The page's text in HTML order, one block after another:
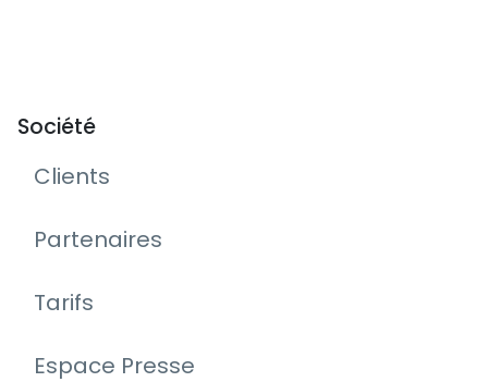
Société
Clients
Partenaires
Tarifs
Espace Presse